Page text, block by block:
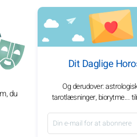
du
Dit Daglige
Og derudover:
tarotlæsninger, biorytme...